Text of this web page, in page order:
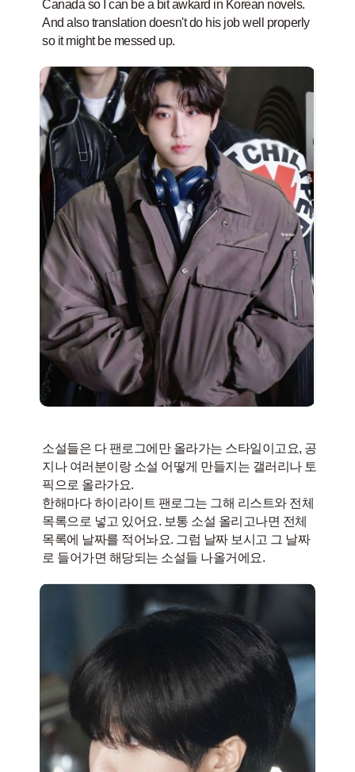
Canada so I can be a bit awkard in Korean novels.
And also translation doesn't do his job well properly
소설들은 다 팬로그에만 올라가는 스타일이고요, 공
지나 여러분이랑 소설 어떻게 만들지는 갤러리나 토
픽으로 올라가요.
한해마다 하이라이트 팬로그는 그해 리스트와 전체
목록으로 넣고 있어요. 보통 소설 올리고나면 전체
목록에 날짜를 적어놔요. 그럼 날짜 보시고 그 날짜